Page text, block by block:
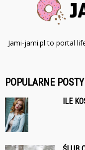
Jami-jami.pl to portal
POPULARNE POSTY
ILE